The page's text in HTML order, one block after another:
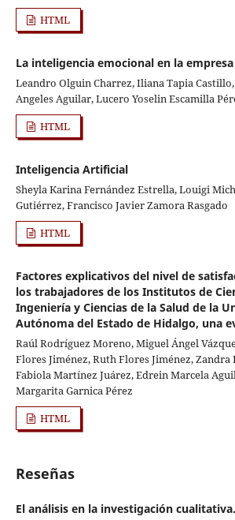
HTML
La inteligencia emocional en la empresa
Leandro Olguin Charrez, Iliana Tapia
Angeles Aguilar, Lucero Yoselin Escamilla
HTML
Inteligencia Artificial
Sheyla Karina Fernández Estrella, Louigi
Gutiérrez, Francisco Javier Zamora Rasgado
HTML
Factores explicativos del nivel de
los trabajadores de los Institutos de
Ingeniería y Ciencias de la Salud de la
Autónoma del Estado de Hidalgo, una
Raúl Rodríguez Moreno, Miguel Ángel
Flores Jiménez, Ruth Flores Jiménez, Zandra
Fabiola Martínez Juárez, Edrein Marcela
Margarita Garnica Pérez
HTML
Reseñas
El análisis en la investigación cualitativa.